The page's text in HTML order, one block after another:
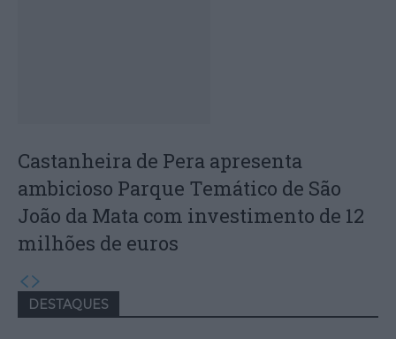
Castanheira de Pera apresenta
ambicioso Parque Temático de São
João da Mata com investimento de 12
milhões de euros
DESTAQUES